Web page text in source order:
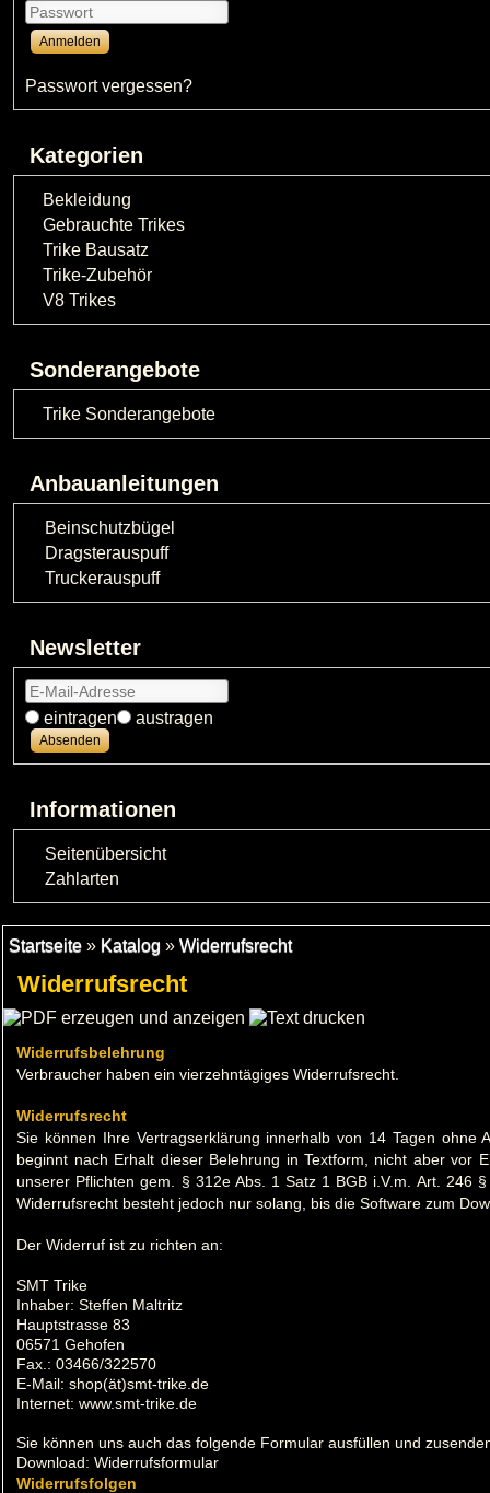
Passwort vergessen?
Kategorien
Bekleidung
Gebrauchte Trikes
Trike Bausatz
Trike-Zubehör
V8 Trikes
Sonderangebote
Trike Sonderangebote
Anbauanleitungen
Beinschutzbügel
Dragsterauspuff
Truckerauspuff
Newsletter
eintragen austragen
Informationen
Seitenübersicht
Zahlarten
Startseite » Katalog »Widerrufsrecht
Widerrufsrecht
Widerrufsbelehrung
Verbraucher haben ein vierzehntägiges Widerrufsrecht.
Widerrufsrecht
Sie können Ihre Vertragserklärung innerhalb von 14 Tagen
beginnt nach Erhalt dieser Belehrung in Textform, nicht aber vor
unserer Pflichten gem. § 312e Abs. 1 Satz 1 BGB i.V.m. Art. 246
Widerrufsrecht besteht jedoch nur solang, bis die Software zum
Der Widerruf ist zu richten an:
SMT Trike
Inhaber: Steffen Maltritz
Hauptstrasse 83
06571 Gehofen
Fax.: 03466/322570
E-Mail: shop(ät)smt-trike.de
Internet: www.smt-trike.de
Sie können uns auch das folgende Formular ausfüllen und
Download:Widerrufsformular
Widerrufsfolgen